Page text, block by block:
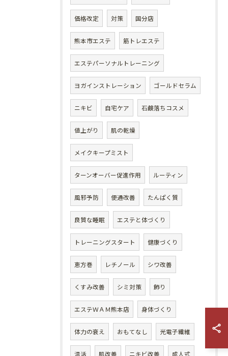
価格改定 対策 国分店
熊本市エステ 筋トレエステ
エステパーソナルトレーニング
ヨガインストレーション ゴールドセラム
ニキビ 自宅ケア 石鹸落ちコスメ
値上がり 肌の乾燥
メイクキープミスト
ターンオーバー促進作用 ルーティン
風邪予防 便通改善 たんぱく質
良質な睡眠 エステと体づくり
トレーニングスタート 健康づくり
恵方巻 レチノール シワ改善
くすみ改善 シミ対策 飾り
エステＷＡＭ熊本店 身体づくり
体力の衰え おもてなし 光電子繊維
温活 肌改善 ニキビ改善 成人式